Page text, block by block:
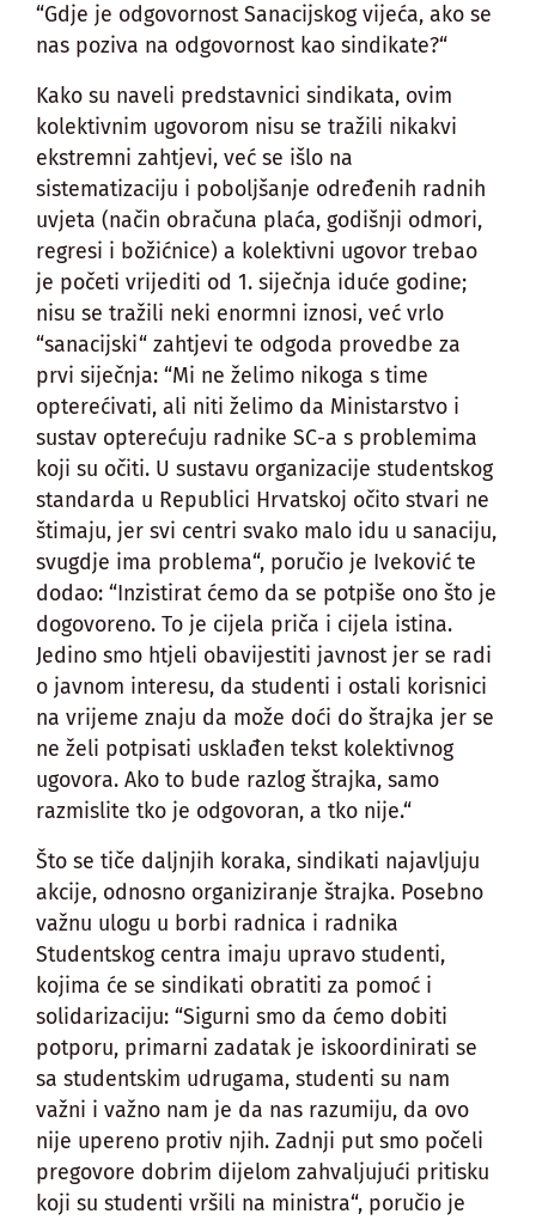
“Gdje je odgovornost Sanacijskog vijeća, ako se
nas poziva na odgovornost kao sindikate?“
Kako su naveli predstavnici sindikata, ovim
kolektivnim ugovorom nisu se tražili nikakvi
ekstremni zahtjevi, već se išlo na
sistematizaciju i poboljšanje određenih radnih
uvjeta (način obračuna plaća, godišnji odmori,
regresi i božićnice) a kolektivni ugovor trebao
je početi vrijediti od 1. siječnja iduće godine;
nisu se tražili neki enormni iznosi, već vrlo
“sanacijski“ zahtjevi te odgoda provedbe za
prvi siječnja: “Mi ne želimo nikoga s time
opterećivati, ali niti želimo da Ministarstvo i
sustav opterećuju radnike SC-a s problemima
koji su očiti. U sustavu organizacije studentskog
standarda u Republici Hrvatskoj očito stvari ne
štimaju, jer svi centri svako malo idu u sanaciju,
svugdje ima problema“, poručio je Iveković te
dodao: “Inzistirat ćemo da se potpiše ono što je
dogovoreno. To je cijela priča i cijela istina.
Jedino smo htjeli obavijestiti javnost jer se radi
o javnom interesu, da studenti i ostali korisnici
na vrijeme znaju da može doći do štrajka jer se
ne želi potpisati usklađen tekst kolektivnog
ugovora. Ako to bude razlog štrajka, samo
razmislite tko je odgovoran, a tko nije.“
Što se tiče daljnjih koraka, sindikati najavljuju
akcije, odnosno organiziranje štrajka. Posebno
važnu ulogu u borbi radnica i radnika
Studentskog centra imaju upravo studenti,
kojima će se sindikati obratiti za pomoć i
solidarizaciju: “Sigurni smo da ćemo dobiti
potporu, primarni zadatak je iskoordinirati se
sa studentskim udrugama, studenti su nam
važni i važno nam je da nas razumiju, da ovo
nije upereno protiv njih. Zadnji put smo počeli
pregovore dobrim dijelom zahvaljujući pritisku
koji su studenti vršili na ministra“, poručio je